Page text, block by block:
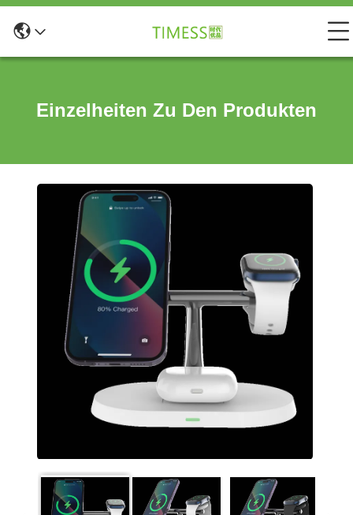
Einzelheiten Zu Den Produkten